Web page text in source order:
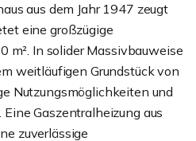
aus dem Jahr 1947 zeugt
eine großzügige
In solider Massivbauweise
weitläufigen Grundstück von
Nutzungsmöglichkeiten und
Gaszentralheizung aus
zuverlässige